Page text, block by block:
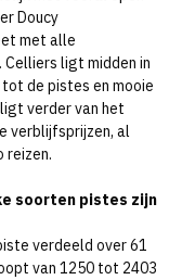
Doucy
met alle
Celliers ligt midden in
de pistes en mooie
verder van het
verblijfsprijzen, al
reizen.
soorten pistes zijn
verdeeld over 61
van 1250 tot 2403